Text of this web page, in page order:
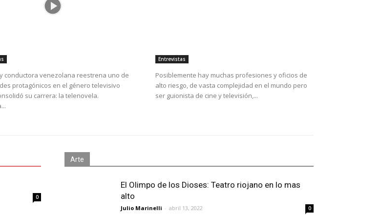
conductora venezolana reestrena uno de
protagónicos en el género televisivo
su carrera: la telenovela.
Entrevistas
Posiblemente hay muchas profesiones y oficios de
alto riesgo, de vasta complejidad en el mundo pero
ser guionista de cine y televisión,...
0
Arte
El Olimpo de los Dioses: Teatro riojano en lo mas
alto
Julio Marinelli - abril 13, 2022 0